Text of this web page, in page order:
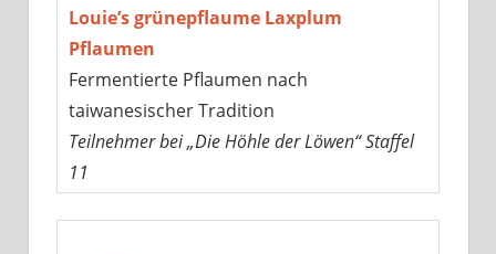
Louie’s grünepflaume Laxplum
Pflaumen
Fermentierte Pflaumen nach
taiwanesischer Tradition
Teilnehmer bei „Die Höhle der Löwen“ Staffel
11